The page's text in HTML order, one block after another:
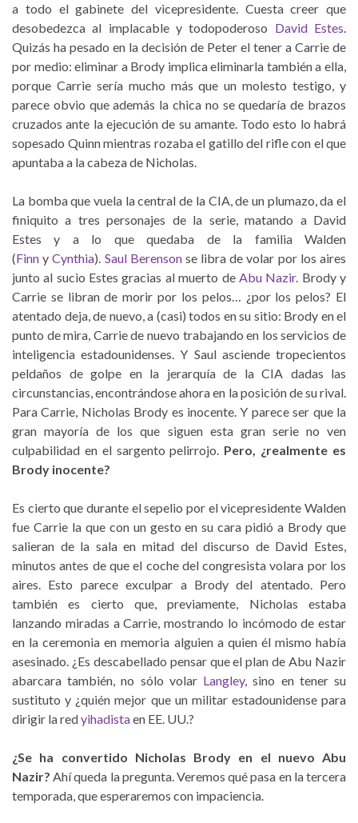
a todo el gabinete del vicepresidente. Cuesta creer que
desobedezca al implacable y todopoderoso David Estes
Quizás ha pesado en la decisión de Peter el tener a Carrie de
por medio: eliminar a Brody implica eliminarla también a ella,
porque Carrie sería mucho más que un molesto testigo, y
parece obvio que además la chica no se quedaría de brazos
cruzados ante la ejecución de su amante. Todo esto lo habrá
sopesado Quinn mientras rozaba el gatillo del rifle con el que
apuntaba a la cabeza de Nicholas.
La bomba que vuela la central de la CIA, de un plumazo, da el
finiquito a tres personajes de la serie, matando a David
Estes y a lo que quedaba de la familia Walden
(Finn yCynthia). Saul Berensonse libra de volar por los aires
junto al sucio Estes gracias al muerto de Abu Nazir. Brody y
Carrie se libran de morir por los pelos… ¿por los pelos? El
atentado deja, de nuevo, a (casi) todos en su sitio: Brody en el
punto de mira, Carrie de nuevo trabajando en los servicios de
inteligencia estadounidenses. Y Saul asciende tropecientos
peldaños de golpe en la jerarquía de la CIA dadas las
circunstancias, encontrándose ahora en la posición de su rival.
Para Carrie, Nicholas Brody es inocente. Y parece ser que la
gran mayoría de los que siguen esta gran serie no ven
culpabilidad en el sargento pelirrojo. Pero, ¿realmente es
Brody inocente?
Es cierto que durante el sepelio por el vicepresidente Walden
fue Carrie la que con un gesto en su cara pidió a Brody que
salieran de la sala en mitad del discurso de David Estes,
minutos antes de que el coche del congresista volara por los
aires. Esto parece exculpar a Brody del atentado. Pero
también es cierto que, previamente, Nicholas estaba
lanzando miradas a Carrie, mostrando lo incómodo de estar
en la ceremonia en memoria alguien a quien él mismo había
asesinado. ¿Es descabellado pensar que el plan de Abu Nazir
abarcara también, no sólo volar Langley, sino en tener su
sustituto y ¿quién mejor que un militar estadounidense para
dirigir la redyihadistaen EE. UU.?
¿Se ha convertido Nicholas Brody en el nuevo Abu
Nazir? Ahí queda la pregunta. Veremos qué pasa en la tercera
temporada, que esperaremos con impaciencia.